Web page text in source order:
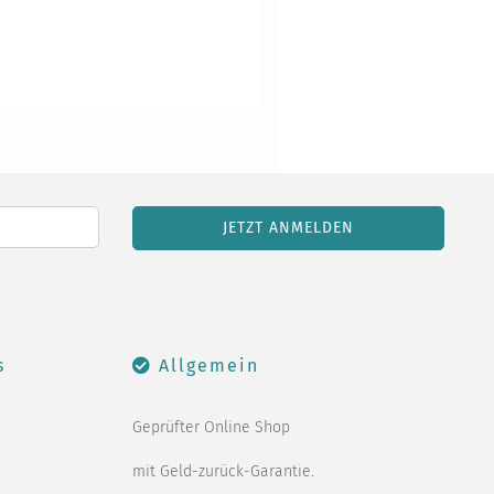
Allgemein
Geprüfter Online Shop
mit Geld-zurück-Garantie.